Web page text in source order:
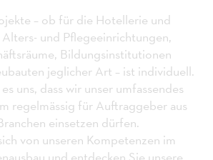
– ob für die Hotellerie und
und Pflegeeinrichtungen,
Bildungsinstitutionen
jeglicher Art – ist individuell.
uns, dass wir unser umfassendes
regelmässig für Auftraggeber aus
einsetzen dürfen.
von unseren Kompetenzen im